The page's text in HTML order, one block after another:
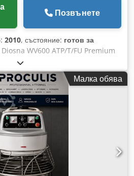
Позвънете
2010, състояние: готов за
Diosna WV600 ATP/T/FU Premium
капацитет 600 кг тесто Година на
с честотен инвертор Зъбно
Siemens Simatic Multi Touch
за температура По-кратко
при смяна на
По-малко загряване на
Оптимален за всички видове
375 кг Капацитет на купата:
Малка обява